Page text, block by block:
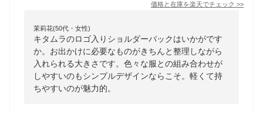
価格と在庫を楽天でチェック >>
茉莉花(50代・女性)
キタムラのロゴ入りショルダーバックはいかがです
か。お出かけに必要なものがきちんと整理しながら
入れられる大きさです。色々な服との組み合わせが
しやすいのもシンプルデザインならこそ。軽くて持
ちやすいのが魅力的。